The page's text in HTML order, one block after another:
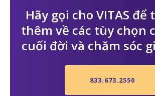
Hãy gọi cho VITAS để
thêm về các tùy chọn
cuối đời và chăm sóc
833.673.2550